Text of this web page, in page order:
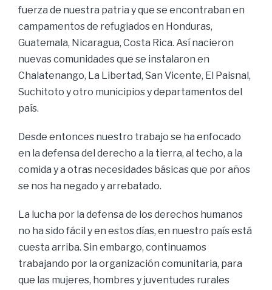
fuerza de nuestra patria y que se encontraban en
campamentos de refugiados en Honduras,
Guatemala, Nicaragua, Costa Rica. Así nacieron
nuevas comunidades que se instalaron en
Chalatenango, La Libertad, San Vicente, El Paisnal,
Suchitoto y otro municipios y departamentos del
país.
Desde entonces nuestro trabajo se ha enfocado
en la defensa del derecho a la tierra, al techo, a la
comida y a otras necesidades básicas que por años
se nos ha negado y arrebatado.
La lucha por la defensa de los derechos humanos
no ha sido fácil y en estos días, en nuestro país está
cuesta arriba. Sin embargo, continuamos
trabajando por la organización comunitaria, para
que las mujeres, hombres y juventudes rurales